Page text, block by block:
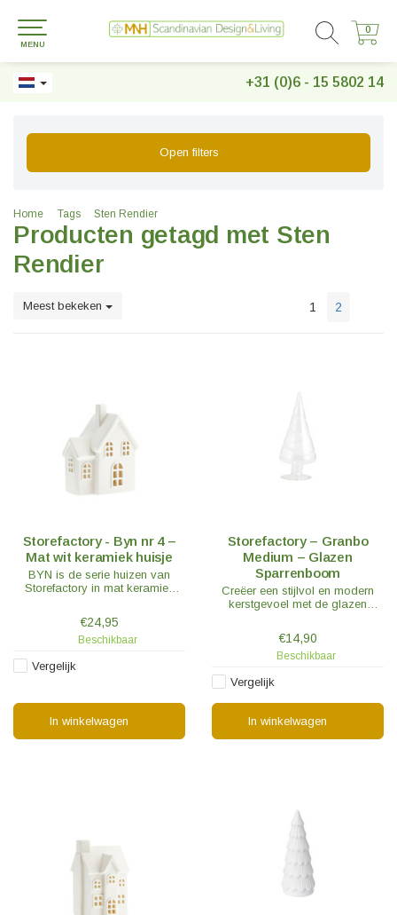
+31 (0)6 - 15 5802 14
0
0
MENU
Open filters
Home Tags Sten Rendier
Producten getagd met Sten
Rendier
Meest bekeken 1 2
Storefactory - Byn nr 4 –
Mat wit keramiek huisje
BYN is de serie huizen van
Storefactory in mat keramiek
combinatiemogelijkheden zijn te
maken.
€24,95
Beschikbaar
Vergelijk
In winkelwagen
Storefactory – Granbo
Medium – Glazen
Sparrenboom
Creëer een stijlvol en modern
kerstgevoel met de glazen
€14,90
Beschikbaar
Vergelijk
In winkelwagen